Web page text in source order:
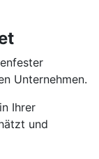
Unternehmen.
Ihrer
und